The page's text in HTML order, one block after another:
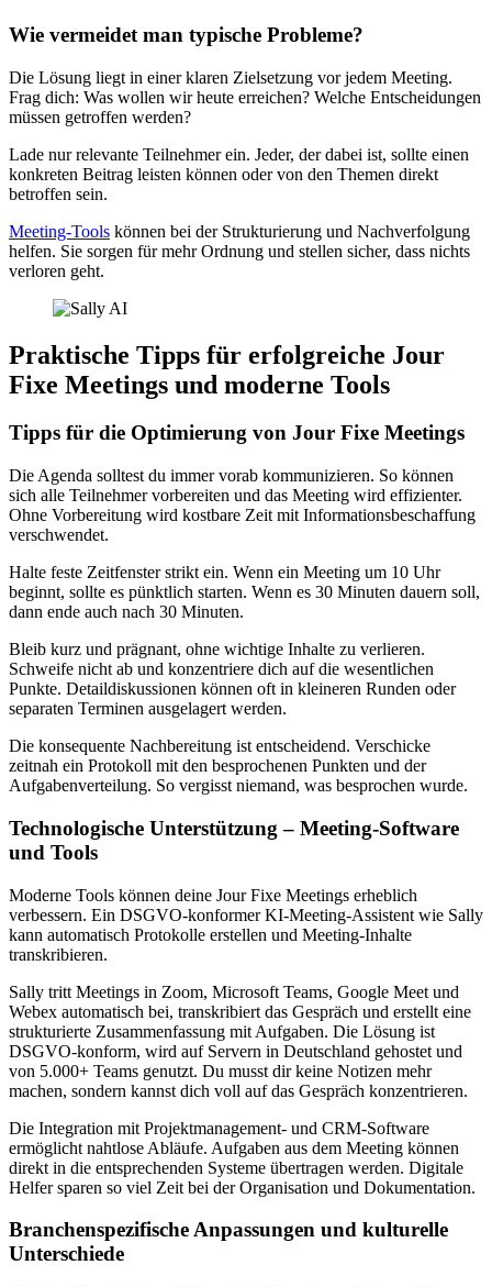
Wie vermeidet man typische Probleme?
Die Lösung liegt in einer klaren Zielsetzung vor jedem Meeting.
Frag dich: Was wollen wir heute erreichen? Welche Entscheidungen
müssen getroffen werden?
Lade nur relevante Teilnehmer ein. Jeder, der dabei ist, sollte einen
konkreten Beitrag leisten können oder von den Themen direkt
betroffen sein.
Meeting-Tools können bei der Strukturierung und Nachverfolgung
helfen. Sie sorgen für mehr Ordnung und stellen sicher, dass nichts
verloren geht.
Praktische Tipps für erfolgreiche Jour
Fixe Meetings und moderne Tools
Tipps für die Optimierung von Jour Fixe Meetings
Die Agenda solltest du immer vorab kommunizieren. So können
sich alle Teilnehmer vorbereiten und das Meeting wird effizienter.
Ohne Vorbereitung wird kostbare Zeit mit Informationsbeschaffung
verschwendet.
Halte feste Zeitfenster strikt ein. Wenn ein Meeting um 10 Uhr
beginnt, sollte es pünktlich starten. Wenn es 30 Minuten dauern soll,
dann ende auch nach 30 Minuten.
Bleib kurz und prägnant, ohne wichtige Inhalte zu verlieren.
Schweife nicht ab und konzentriere dich auf die wesentlichen
Punkte. Detaildiskussionen können oft in kleineren Runden oder
separaten Terminen ausgelagert werden.
Die konsequente Nachbereitung ist entscheidend. Verschicke
zeitnah ein Protokoll mit den besprochenen Punkten und der
Aufgabenverteilung. So vergisst niemand, was besprochen wurde.
Technologische Unterstützung – Meeting-Software
und Tools
Moderne Tools können deine Jour Fixe Meetings erheblich
verbessern. Ein DSGVO-konformer KI-Meeting-Assistent wie Sally
kann automatisch Protokolle erstellen und Meeting-Inhalte
transkribieren.
Sally tritt Meetings in Zoom, Microsoft Teams, Google Meet und
Webex automatisch bei, transkribiert das Gespräch und erstellt eine
strukturierte Zusammenfassung mit Aufgaben. Die Lösung ist
DSGVO-konform, wird auf Servern in Deutschland gehostet und
von 5.000+ Teams genutzt. Du musst dir keine Notizen mehr
machen, sondern kannst dich voll auf das Gespräch konzentrieren.
Die Integration mit Projektmanagement- und CRM-Software
ermöglicht nahtlose Abläufe. Aufgaben aus dem Meeting können
direkt in die entsprechenden Systeme übertragen werden. Digitale
Helfer sparen so viel Zeit bei der Organisation und Dokumentation.
Branchenspezifische Anpassungen und kulturelle
Unterschiede